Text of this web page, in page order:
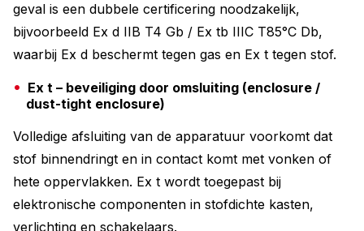
geval is een dubbele certificering noodzakelijk,
bijvoorbeeld Ex d IIB T4 Gb / Ex tb IIIC T85°C Db,
waarbij Ex d beschermt tegen gas en Ex t tegen stof.
Ex t – beveiliging door omsluiting (enclosure /
dust-tight enclosure)
Volledige afsluiting van de apparatuur voorkomt dat
stof binnendringt en in contact komt met vonken of
hete oppervlakken. Ex t wordt toegepast bij
elektronische componenten in stofdichte kasten,
verlichting en schakelaars.